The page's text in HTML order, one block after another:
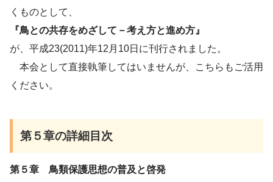
くものとして、
『鳥との共存をめざして－考え方と進め方』
が、平成23(2011)年12月10日に刊行されました。
本会として直接執筆してはいませんが、こちらもご活用
ください。
第５章の詳細目次
第５章 鳥類保護思想の普及と啓発